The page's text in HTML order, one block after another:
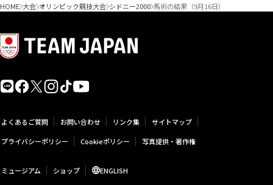
HOME 大会 オリンピック競技大会 シドニー2000 馬術の結果（9月16日）
よくあるご質問 お問い合わせ リンク集
サイトマップ
プライバシーポリシー
Cookieポリシー 写真提供・著作権
ミュージアム ショップ ENGLISH